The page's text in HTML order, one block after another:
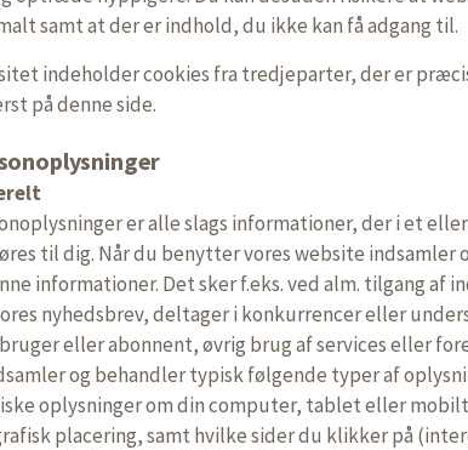
samt at der er indhold, du ikke kan få adgang til.
indeholder cookies fra tredjeparter, der er
på denne side.
er alle slags informationer, der i et
til dig. Når du benytter vores website indsamler
informationer. Det sker f.eks. ved alm. tilgang af
nyhedsbrev, deltager i konkurrencer eller
eller abonnent, øvrig brug af services eller
og behandler typisk følgende typer af
oplysninger om din computer, tablet eller
placering, samt hvilke sider du klikker på